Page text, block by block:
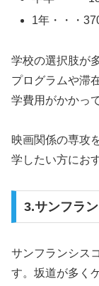
1年・・・
学校の選択肢が
プログラムや滞
学費用がかかっ
映画関係の専攻
学したい方にお
3.サンフラ
サンフランシス
す。坂道が多く